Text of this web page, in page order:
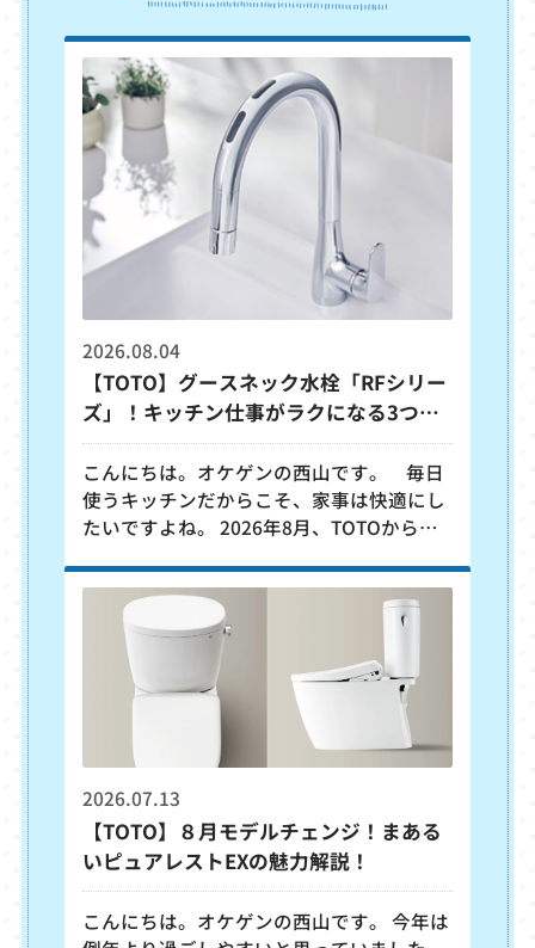
2026.08.04
【TOTO】グースネック水栓「RFシリー
ズ」！キッチン仕事がラクになる3つの
理由
こんにちは。オケゲンの西山です。 毎日
使うキッチンだからこそ、家事は快適にし
たいですよね。 2026年8月、TOTOから注
ズ」が発売されました！ 「見た目にこだわ
りたいけれど、使いやすさや掃除のしやす
さも妥協したくない…」という方に、まさ
にピッタリの水栓です。 今回は、暮らしを
アップデートしてくれる「RFシリーズ」の
魅力の理由を3つに分けてご紹介します！
魅力1：調理中の「ちょっとストレス」を
解消する
2026.07.13
【TOTO】８月モデルチェンジ！まある
いピュアレストEXの魅力解説！
こんにちは。オケゲンの西山です。 今年は